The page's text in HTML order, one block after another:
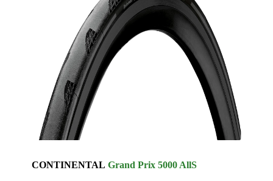
CONTINENTALGrand Prix 5000 AllS